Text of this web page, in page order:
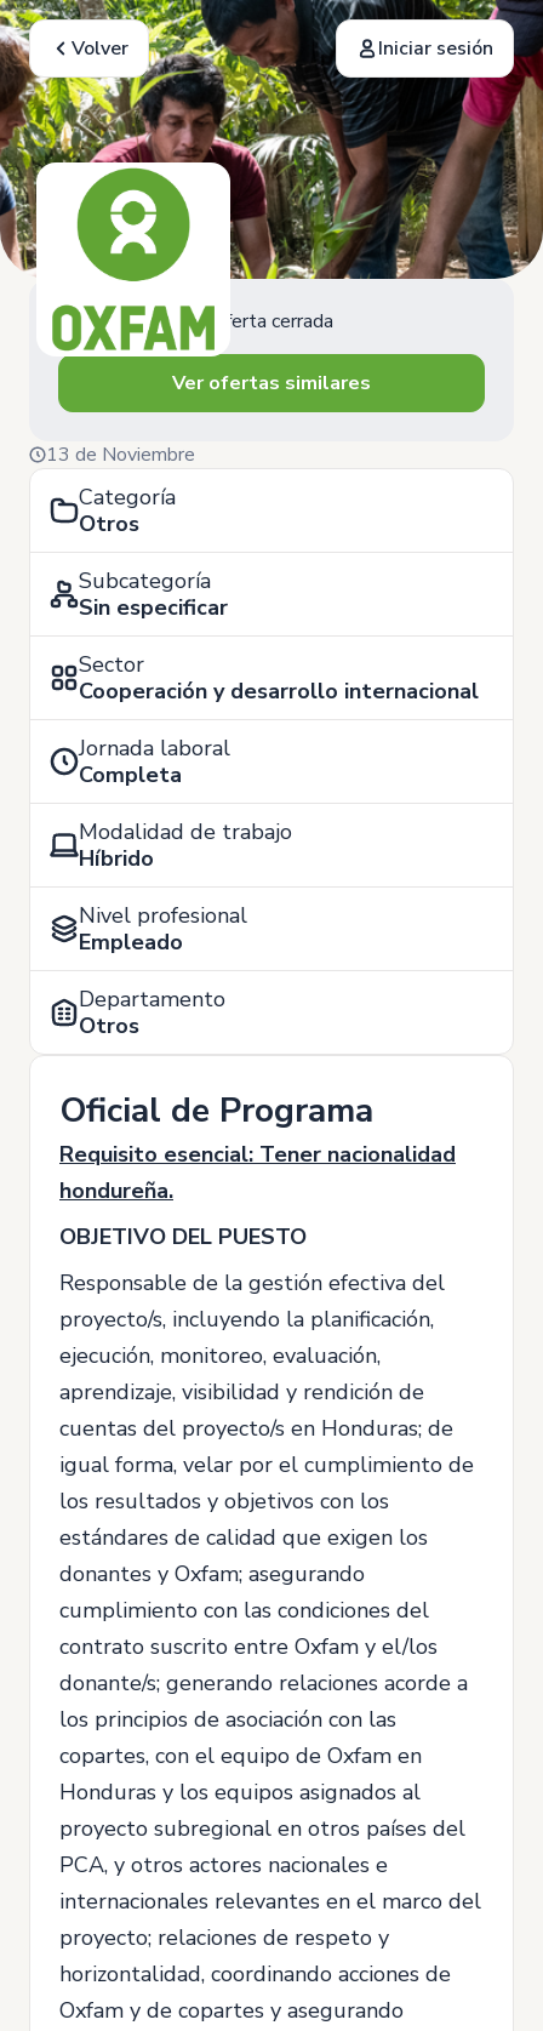
Volver Iniciar sesión
Oferta cerrada
Ver ofertas similares
13 de Noviembre
Categoría
Otros
Subcategoría
Sin especificar
Sector
Cooperación y desarrollo internacional
Jornada laboral
Completa
Modalidad de trabajo
Híbrido
Nivel profesional
Empleado
Departamento
Otros
Oficial de Programa
Requisito esencial: Tener nacionalidad
hondureña.
OBJETIVO DEL PUESTO
Responsable de la gestión efectiva del
proyecto/s, incluyendo la planificación,
ejecución, monitoreo, evaluación,
aprendizaje, visibilidad y rendición de
cuentas del proyecto/s en Honduras; de
igual forma, velar por el cumplimiento de
los resultados y objetivos con los
estándares de calidad que exigen los
donantes y Oxfam; asegurando
cumplimiento con las condiciones del
contrato suscrito entre Oxfam y el/los
donante/s; generando relaciones acorde a
los principios de asociación con las
copartes, con el equipo de Oxfam en
Honduras y los equipos asignados al
proyecto subregional en otros países del
PCA, y otros actores nacionales e
internacionales relevantes en el marco del
proyecto; relaciones de respeto y
horizontalidad, coordinando acciones de
Oxfam y de copartes y asegurando